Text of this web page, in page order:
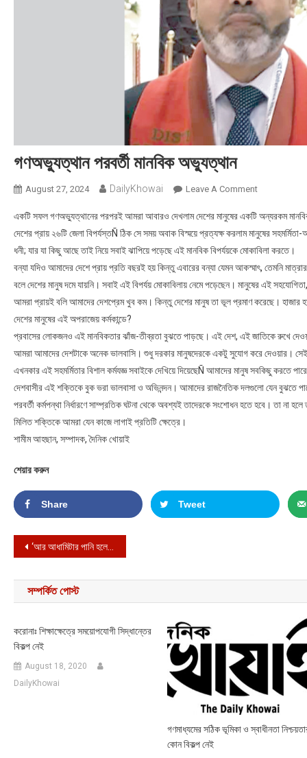
গণঅভ্যুত্থান পরবর্তী মানবিক অভ্যুত্থান
August 27, 2024 DailyKhowai Leave A CommentOn গণঅভ্যুত্থান
একটি সফল গণঅভ্যুত্থানের পরপরই আমরা আবারও দেখলাম দেশের মানুষের একটি অন্যরকম
দেশের প্রায় ২৬টি জেলা বিপর্যস্তÑ ঠিক সে সময় অবাক বিস্ময়ে প্রত্যক্ষ করলাম মানুষের
ধনী; যার যা কিছু আছে তাই নিয়ে সবাই ঝাপিয়ে পড়েছে এই মানবিক বিপর্যয়কে মোকাবিলা করতে।
বন্যা যদিও আমাদের দেশে প্রায় প্রতি বছরই হয় কিন্তু এবারের বন্যা যেমন আকস্মাৎ, তেমনি
বলে দেশের মানুষ দমে যায়নি। সবাই এই বিপর্যয় মোকাবিলায় নেমে পড়েছেন। মানুষের এই
আমরা প্রায়ই বলি আমাদের দেশপ্রেম খুব কম। কিন্তু দেশের মানুষ তা ভূল প্রমাণ করেছে। হাজার
দেশের মানুষের এই অপরাজেয় কর্মকান্ডে?
প্রবাসের লোকজনও এই মানবিকতার ঝাঁজ-তীব্রতা বুঝতে পাড়ছে। এই দেশ, এই জাতিকে রুখে
আমরা আমাদের দেশটাকে অনেক ভালবাসি। শুধু দরকার মানুষদেরকে একটু সুযোগ করে দেওয়ার।
এখনকার এই সহমর্মিতার বিশাল কর্মযজ্ঞ সবাইকে দেখিয়ে দিয়েছেÑ আমাদের মানুষ সবকিছু করতে
দেশবাসীর এই শক্তিকে বুক ভরা ভালবাসা ও অভিনন্দন। আমাদের রাজনৈতিক দলগুলো যেন বুঝতে
পরবর্তী কর্মপন্থা নির্ধারণে সাম্প্রতিক ঘটনা থেকে অবশ্যই তাদেরকে সংশোধন হতে হবে। তা না
মিলিত শক্তিকে আমরা যেন কাজে লাগাই প্রতিটি ক্ষেত্রে।
শামীম আহছান, সম্পাদক, দৈনিক খোয়াই
শেয়ার করুন
Share Tweet
Post navigation
‘আর আধামিটার পানি হলেই তলিয়ে যেত হবিগঞ্জ শহর’
সম্পর্কিত পোস্ট
করোনাঃ শিক্ষাক্ষেত্রে সময়োপযোগী সিদ্ধান্তের
বিকল্প নেই
August 18, 2020
DailyKhowai
গণমাধ্যমের সঠিক ভূমিকা ও স্বাধীনতা
কোন বিকল্প নেই